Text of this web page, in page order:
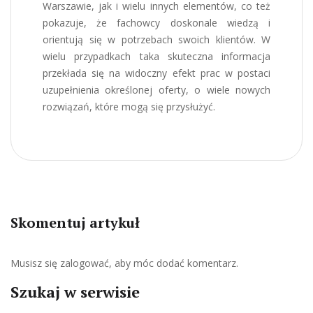
Warszawie, jak i wielu innych elementów, co też
pokazuje, że fachowcy doskonale wiedzą i
orientują się w potrzebach swoich klientów. W
wielu przypadkach taka skuteczna informacja
przekłada się na widoczny efekt prac w postaci
uzupełnienia określonej oferty, o wiele nowych
rozwiązań, które mogą się przysłużyć.
Skomentuj artykuł
Musisz się zalogować, aby móc dodać komentarz.
Szukaj w serwisie